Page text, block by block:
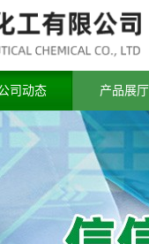
司动态 产品展厅